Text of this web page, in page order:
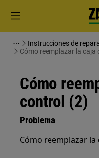
Instrucciones de
Cómo reemplazar la caja
Cómo
control (2)
Problema
Cómo reemplazar la